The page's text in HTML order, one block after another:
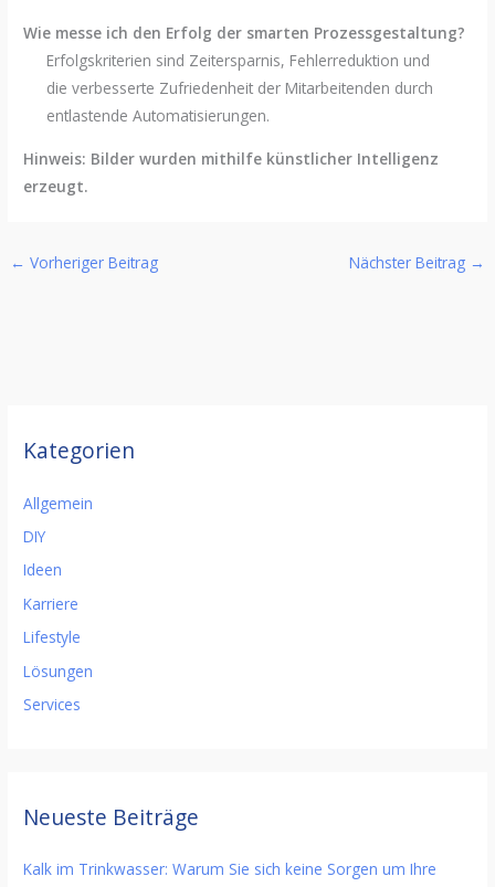
Wie messe ich den Erfolg der smarten Prozessgestaltung?
Erfolgskriterien sind Zeitersparnis, Fehlerreduktion und
die verbesserte Zufriedenheit der Mitarbeitenden durch
entlastende Automatisierungen.
Hinweis: Bilder wurden mithilfe künstlicher Intelligenz
erzeugt.
← Vorheriger Beitrag Nächster Beitrag →
Kategorien
Allgemein
DIY
Ideen
Karriere
Lifestyle
Lösungen
Services
Neueste Beiträge
Kalk im Trinkwasser: Warum Sie sich keine Sorgen um Ihre